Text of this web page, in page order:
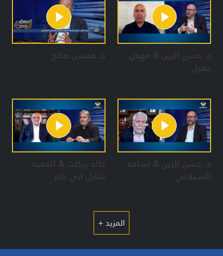
د. حسن الزين & مهدي
عقيل
د. محسن صالح
د. حسن الزين & اسامة
السبلاني
خالد بركات & العميد
شارل ابي نادر
المزيد +